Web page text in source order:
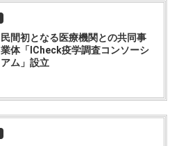
民間初となる医療機関との共同事
業体「ICheck疫学調査コンソーシ
アム」設立